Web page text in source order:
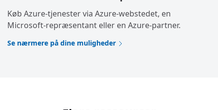
Køb Azure-tjenester via Azure-webstedet, en
Microsoft-repræsentant eller en Azure-partner.
Se nærmere på dine muligheder